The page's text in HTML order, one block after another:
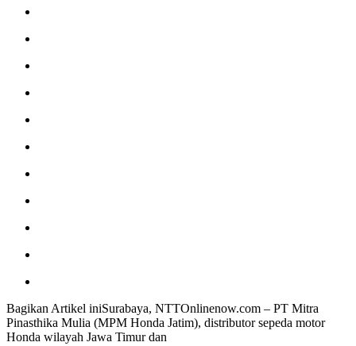
Bagikan Artikel iniSurabaya, NTTOnlinenow.com – PT Mitra
Pinasthika Mulia (MPM Honda Jatim), distributor sepeda motor
Honda wilayah Jawa Timur dan